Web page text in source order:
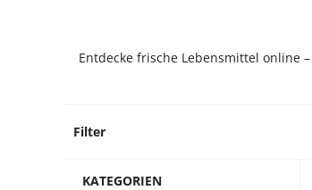
Entdecke frische Lebensmittel online
Filter
KATEGORIEN